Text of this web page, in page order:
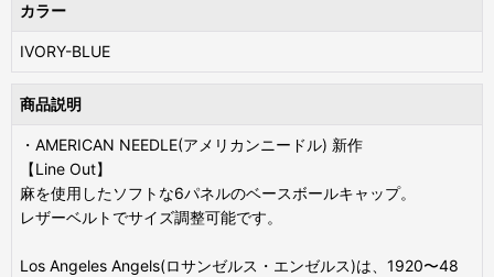
カラー
IVORY-BLUE
商品説明
・AMERICAN NEEDLE(アメリカンニードル) 新作
【Line Out】
麻を使用したソフトな6パネルのベースボールキャップ。
レザーベルトでサイズ調整可能です。
Los Angeles Angels(ロサンゼルス・エンゼルス)は、1920〜48